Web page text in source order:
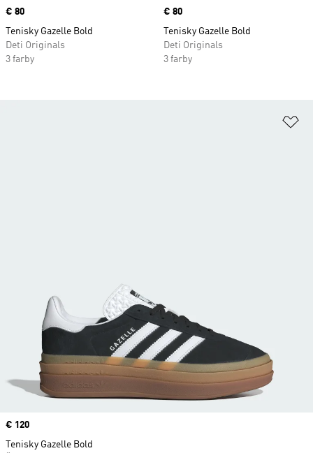
Price
€ 80
Tenisky Gazelle Bold
Deti Originals
3 farby
Price
€ 80
Tenisky Gazelle Bold
Deti Originals
3 farby
Price
€ 120
Tenisky Gazelle Bold